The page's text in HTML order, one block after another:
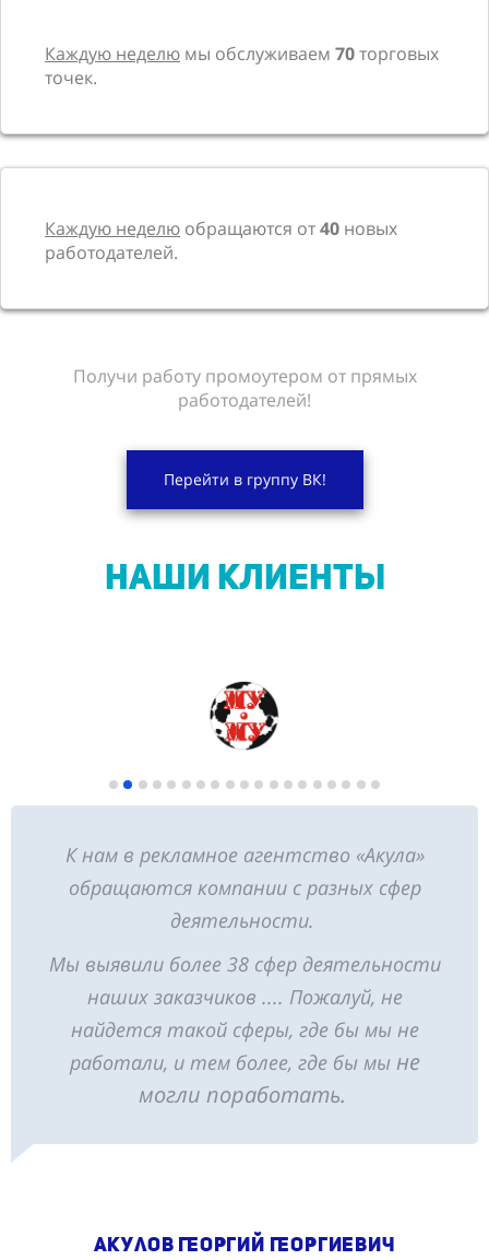
Каждую неделю мы обслуживаем 70торговых
точек.
Каждую неделю обращаются от40 новых
работодателей.
Получи работу промоутером от прямых
работодателей!
Перейти в группу ВК!
НАШИ КЛИЕНТЫ
К нам в рекламное агентство «Акула»
обращаются компании с разных сфер
деятельности.
Мы выявили более 38 сфер деятельности
наших заказчиков .... Пожалуй, не
найдется такой сферы, где бы мы не
работали, и тем более, где бы мы не
могли поработать.
Акулов Георгий Георгиевич